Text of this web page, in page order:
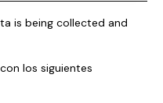
is being collected and
los siguientes